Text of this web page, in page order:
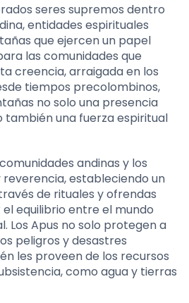
seres supremos dentro
entidades espirituales
que ejercen un papel
las comunidades que
creencia, arraigada en los
tiempos precolombinos,
no solo una presencia
también una fuerza espiritual
andinas y los
estableciendo un
de rituales y ofrendas
equilibrio entre el mundo
Los Apus no solo protegen a
peligros y desastres
les proveen de los recursos
como agua y tierras